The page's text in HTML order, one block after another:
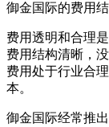
御金国际的费用
费用透明和合理
费用结构清晰，
费用处于行业合
本。
御金国际经常推